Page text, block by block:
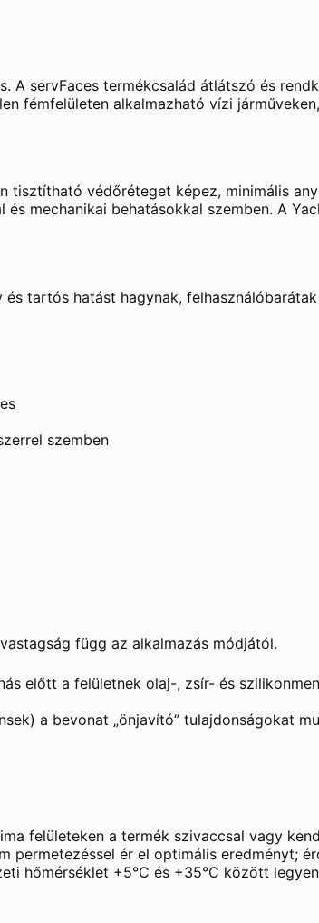
A servFaces termékcsalád átlátszó és
fémfelületen alkalmazható vízi
védőréteget képez, minimális
mechanikai behatásokkal szemben. A
tartós hatást hagynak,
szemben
függ az alkalmazás módjától.
előtt a felületnek olaj-, zsír- és
a bevonat „önjavító” tulajdonságokat
felületeken a termék szivaccsal vagy
ér el optimális eredményt;
hőmérséklet +5°C és +35°C között